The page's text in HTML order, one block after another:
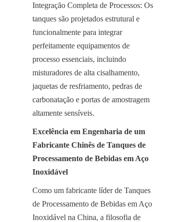
Integração Completa de Processos: Os
tanques são projetados estrutural e
funcionalmente para integrar
perfeitamente equipamentos de
processo essenciais, incluindo
misturadores de alta cisalhamento,
jaquetas de resfriamento, pedras de
carbonatação e portas de amostragem
altamente sensíveis.
Excelência em Engenharia de um
Fabricante Chinês de Tanques de
Processamento de Bebidas em Aço
Inoxidável
Como um fabricante líder de Tanques
de Processamento de Bebidas em Aço
Inoxidável na China, a filosofia de